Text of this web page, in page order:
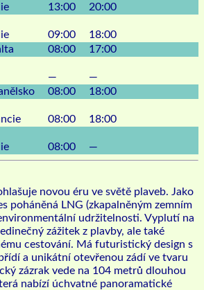
13:00 20:00
09:00
18:00
08:00 17:00
—
—
08:00 18:00
08:00 18:00
08:00 —
novou éru ve světě plaveb. Jako
poháněná LNG (zkapalněným zemním
udržitelnosti. Vyplutí na
zážitek z plavby, ale také
cestování. Má futuristický design s
a unikátní otevřenou zádí ve tvaru
zázrak vede na 104 metrů dlouhou
nabízí úchvatné panoramatické